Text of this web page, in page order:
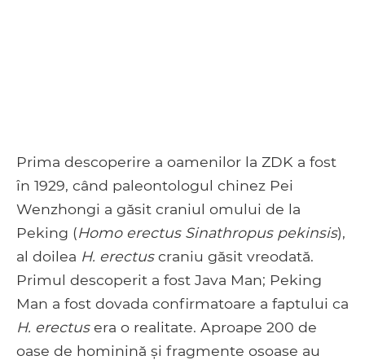
Prima descoperire a oamenilor la ZDK a fost
în 1929, când paleontologul chinez Pei
Wenzhongi a găsit craniul omului de la
Peking (Homo erectus Sinathropus pekinsis),
al doilea H. erectuscraniu găsit vreodată.
Primul descoperit a fost Java Man; Peking
Man a fost dovada confirmatoare a faptului ca
H. erectusera o realitate. Aproape 200 de
oase de hominină și fragmente osoase au